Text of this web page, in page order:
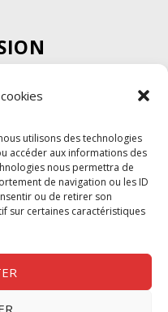
utilisons des technologies
accéder aux informations des
nous permettra de
de navigation ou les ID
ou de retirer son
sur certaines caractéristiques